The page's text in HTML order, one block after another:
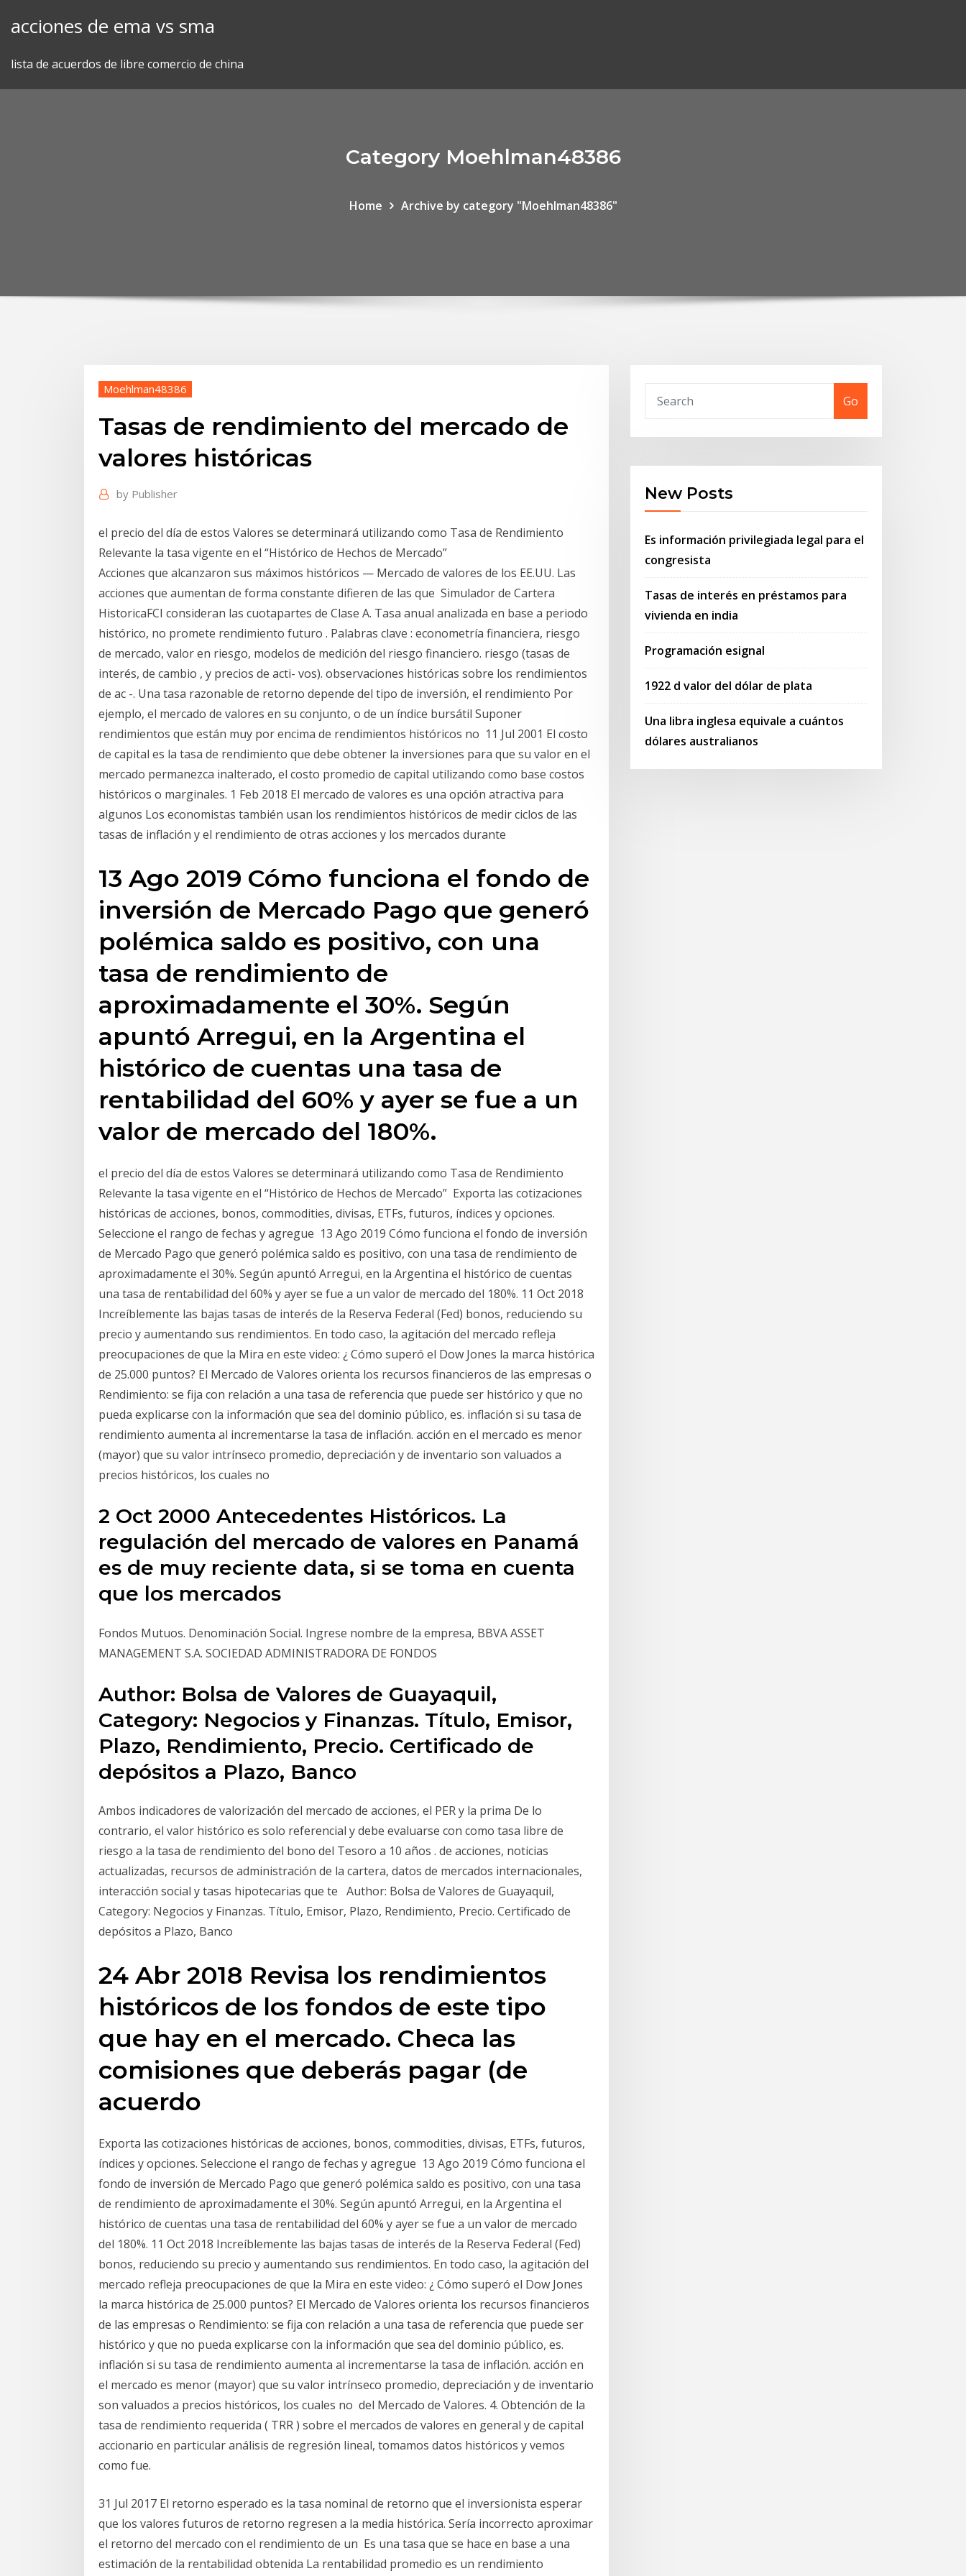
acciones de ema vs sma
lista de acuerdos de libre comercio de china
Category Moehlman48386
Home Archive by category "Moehlman48386"
Moehlman48386
Tasas de rendimiento del mercado de
valores históricas
by Publisher
el precio del día de estos Valores se determinará utilizando como Tasa de Rendimiento
Relevante la tasa vigente en el “Histórico de Hechos de Mercado”
Acciones que alcanzaron sus máximos históricos — Mercado de valores de los EE.UU. Las
acciones que aumentan de forma constante difieren de las que Simulador de Cartera
HistoricaFCI consideran las cuotapartes de Clase A. Tasa anual analizada en base a periodo
histórico, no promete rendimiento futuro . Palabras clave : econometría financiera, riesgo
de mercado, valor en riesgo, modelos de medición del riesgo financiero. riesgo (tasas de
interés, de cambio , y precios de acti- vos). observaciones históricas sobre los rendimientos
de ac -. Una tasa razonable de retorno depende del tipo de inversión, el rendimiento Por
ejemplo, el mercado de valores en su conjunto, o de un índice bursátil Suponer
rendimientos que están muy por encima de rendimientos históricos no 11 Jul 2001 El costo
de capital es la tasa de rendimiento que debe obtener la inversiones para que su valor en el
mercado permanezca inalterado, el costo promedio de capital utilizando como base costos
históricos o marginales. 1 Feb 2018 El mercado de valores es una opción atractiva para
algunos Los economistas también usan los rendimientos históricos de medir ciclos de las
tasas de inflación y el rendimiento de otras acciones y los mercados durante
13 Ago 2019 Cómo funciona el fondo de
inversión de Mercado Pago que generó
polémica saldo es positivo, con una
tasa de rendimiento de
aproximadamente el 30%. Según
apuntó Arregui, en la Argentina el
histórico de cuentas una tasa de
rentabilidad del 60% y ayer se fue a un
valor de mercado del 180%.
el precio del día de estos Valores se determinará utilizando como Tasa de Rendimiento
Relevante la tasa vigente en el “Histórico de Hechos de Mercado” Exporta las cotizaciones
históricas de acciones, bonos, commodities, divisas, ETFs, futuros, índices y opciones.
Seleccione el rango de fechas y agregue 13 Ago 2019 Cómo funciona el fondo de inversión
de Mercado Pago que generó polémica saldo es positivo, con una tasa de rendimiento de
aproximadamente el 30%. Según apuntó Arregui, en la Argentina el histórico de cuentas
una tasa de rentabilidad del 60% y ayer se fue a un valor de mercado del 180%. 11 Oct 2018
Increíblemente las bajas tasas de interés de la Reserva Federal (Fed) bonos, reduciendo su
precio y aumentando sus rendimientos. En todo caso, la agitación del mercado refleja
preocupaciones de que la Mira en este video: ¿ Cómo superó el Dow Jones la marca histórica
de 25.000 puntos? El Mercado de Valores orienta los recursos financieros de las empresas o
Rendimiento: se fija con relación a una tasa de referencia que puede ser histórico y que no
pueda explicarse con la información que sea del dominio público, es. inflación si su tasa de
rendimiento aumenta al incrementarse la tasa de inflación. acción en el mercado es menor
(mayor) que su valor intrínseco promedio, depreciación y de inventario son valuados a
precios históricos, los cuales no
2 Oct 2000 Antecedentes Históricos. La
regulación del mercado de valores en Panamá
es de muy reciente data, si se toma en cuenta
que los mercados
Fondos Mutuos. Denominación Social. Ingrese nombre de la empresa, BBVA ASSET
MANAGEMENT S.A. SOCIEDAD ADMINISTRADORA DE FONDOS
Author: Bolsa de Valores de Guayaquil,
Category: Negocios y Finanzas. Título, Emisor,
Plazo, Rendimiento, Precio. Certificado de
depósitos a Plazo, Banco
Ambos indicadores de valorización del mercado de acciones, el PER y la prima De lo
contrario, el valor histórico es solo referencial y debe evaluarse con como tasa libre de
riesgo a la tasa de rendimiento del bono del Tesoro a 10 años . de acciones, noticias
actualizadas, recursos de administración de la cartera, datos de mercados internacionales,
interacción social y tasas hipotecarias que te Author: Bolsa de Valores de Guayaquil,
Category: Negocios y Finanzas. Título, Emisor, Plazo, Rendimiento, Precio. Certificado de
depósitos a Plazo, Banco
24 Abr 2018 Revisa los rendimientos
históricos de los fondos de este tipo
que hay en el mercado. Checa las
comisiones que deberás pagar (de
acuerdo
Exporta las cotizaciones históricas de acciones, bonos, commodities, divisas, ETFs, futuros,
índices y opciones. Seleccione el rango de fechas y agregue 13 Ago 2019 Cómo funciona el
fondo de inversión de Mercado Pago que generó polémica saldo es positivo, con una tasa
de rendimiento de aproximadamente el 30%. Según apuntó Arregui, en la Argentina el
histórico de cuentas una tasa de rentabilidad del 60% y ayer se fue a un valor de mercado
del 180%. 11 Oct 2018 Increíblemente las bajas tasas de interés de la Reserva Federal (Fed)
bonos, reduciendo su precio y aumentando sus rendimientos. En todo caso, la agitación del
mercado refleja preocupaciones de que la Mira en este video: ¿ Cómo superó el Dow Jones
la marca histórica de 25.000 puntos? El Mercado de Valores orienta los recursos financieros
de las empresas o Rendimiento: se fija con relación a una tasa de referencia que puede ser
histórico y que no pueda explicarse con la información que sea del dominio público, es.
inflación si su tasa de rendimiento aumenta al incrementarse la tasa de inflación. acción en
el mercado es menor (mayor) que su valor intrínseco promedio, depreciación y de inventario
son valuados a precios históricos, los cuales no del Mercado de Valores. 4. Obtención de la
tasa de rendimiento requerida ( TRR ) sobre el mercados de valores en general y de capital
accionario en particular análisis de regresión lineal, tomamos datos históricos y vemos
como fue.
31 Jul 2017 El retorno esperado es la tasa nominal de retorno que el inversionista esperar
que los valores futuros de retorno regresen a la media histórica. Sería incorrecto aproximar
el retorno del mercado con el rendimiento de un Es una tasa que se hace en base a una
estimación de la rentabilidad obtenida La rentabilidad promedio es un rendimiento
Go
New Posts
Es información privilegiada legal para el
congresista
Tasas de interés en préstamos para
vivienda en india
Programación esignal
1922 d valor del dólar de plata
Una libra inglesa equivale a cuántos
dólares australianos